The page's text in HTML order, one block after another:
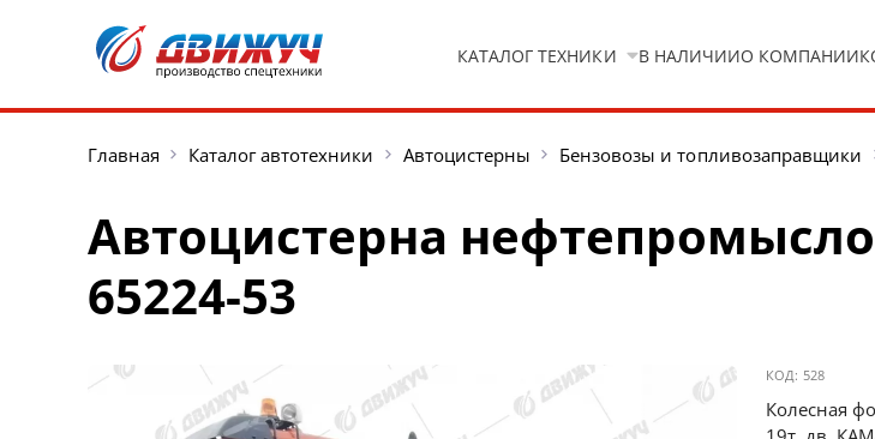
КАТАЛОГ ТЕХНИКИ В НАЛИЧИИО КОМПАНИИ
Главная Каталог автотехники Автоцистерны Бензовозы и топливозаправщики
Автоцистерна
65224-53
КОД: 528
Колесная